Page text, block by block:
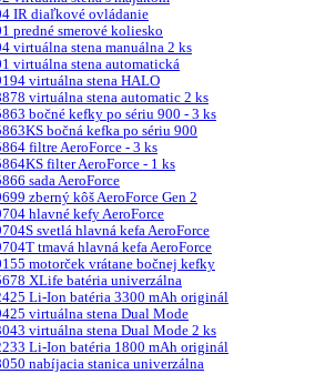
IR diaľkové ovládanie
predné smerové koliesko
virtuálna stena manuálna 2 ks
virtuálna stena automatická
virtuálna stena HALO
virtuálna stena automatic 2 ks
bočné kefky po sériu 900 - 3 ks
bočná kefka po sériu 900
filtre AeroForce - 3 ks
filter AeroForce - 1 ks
sada AeroForce
zberný kôš AeroForce Gen 2
hlavné kefy AeroForce
svetlá hlavná kefa AeroForce
tmavá hlavná kefa AeroForce
motorček vrátane bočnej kefky
XLife batéria univerzálna
Li-Ion batéria 3300 mAh originál
virtuálna stena Dual Mode
virtuálna stena Dual Mode 2 ks
Li-Ion batéria 1800 mAh originál
nabíjacia stanica univerzálna